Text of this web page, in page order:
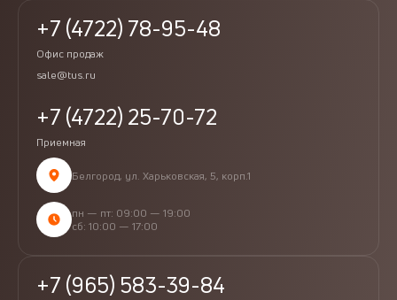
+7 (4722) 78-95-48
Офис продаж
+7 (4722) 25-70-72
Приемная
sale@tus.ru
Белгород, ул. Харьковская, 5, корп.1
пн — пт: 09:00 — 19:00
сб: 10:00 — 17:00
+7 (965) 583-39-84